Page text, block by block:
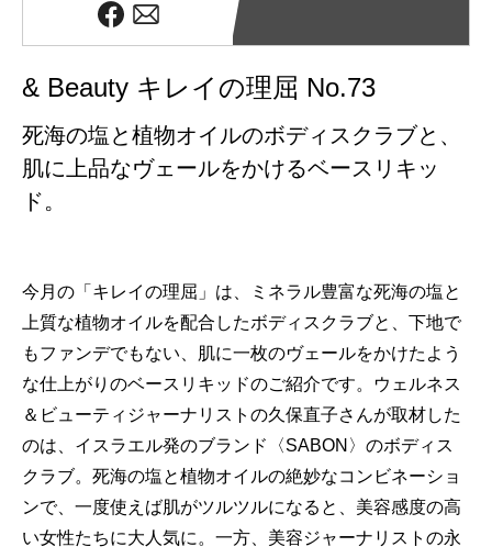
& Beauty キレイの理屈 No.73
死海の塩と植物オイルのボディスクラブと、
肌に上品なヴェールをかけるベースリキッ
ド。
今月の「キレイの理屈」は、ミネラル豊富な死海の塩と
上質な植物オイルを配合したボディスクラブと、下地で
もファンデでもない、肌に一枚のヴェールをかけたよう
な仕上がりのベースリキッドのご紹介です。ウェルネス
＆ビューティジャーナリストの久保直子さんが取材した
のは、イスラエル発のブランド〈SABON〉のボディス
クラブ。死海の塩と植物オイルの絶妙なコンビネーショ
ンで、一度使えば肌がツルツルになると、美容感度の高
い女性たちに大人気に。一方、美容ジャーナリストの永